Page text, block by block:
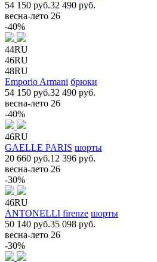
54 150 руб.32 490 руб.
весна-лето 26
-40%
44RU
46RU
48RU
Emporio Armani брюки
54 150 руб.32 490 руб.
весна-лето 26
-40%
46RU
GAELLE PARIS шорты
20 660 руб.12 396 руб.
весна-лето 26
-30%
46RU
ANTONELLI firenze шорты
50 140 руб.35 098 руб.
весна-лето 26
-30%